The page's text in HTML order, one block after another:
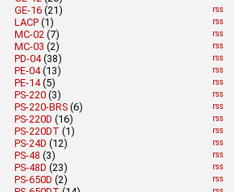
rss
GE-16 (21)
rss
LACP (1)
rss
MC-02 (7)
rss
MC-03 (2)
rss
PD-04(38)
rss
PE-04(13)
rss
PE-14(5)
rss
PS-220 (3)
rss
PS-220-BRS (6)
rss
PS-220D (16)
rss
PS-220DT (1)
rss
PS-24D (12)
rss
PS-48 (3)
rss
PS-48D (23)
rss
PS-650D (2)